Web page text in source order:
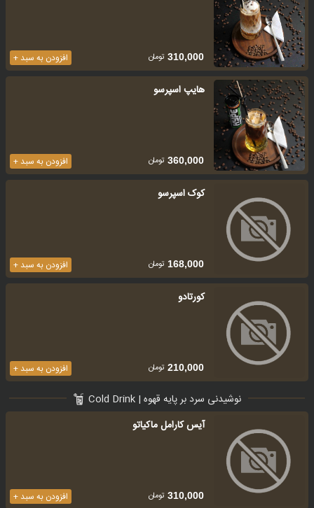
افزودن به سبد + 310,000 تومان
هایپ اسپرسو
افزودن به سبد + 360,000 تومان
کوک اسپرسو
افزودن به سبد + 168,000 تومان
کورتادو
افزودن به سبد + 210,000 تومان
نوشیدنی سرد بر پایه قهوه | Cold Drink
آیس کارامل ماکیاتو
افزودن به سبد + 310,000 تومان